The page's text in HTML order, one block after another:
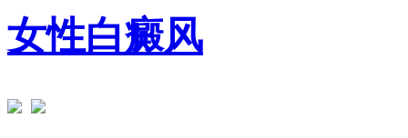
女性白癜风